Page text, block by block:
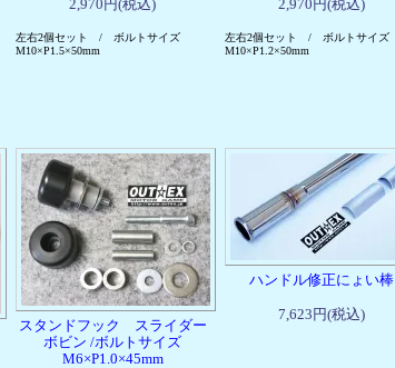
2,970円(税込)
左右2個セット / ボルトサイズ
M10×P1.5×50mm
2,970円(税込)
左右2個セット / ボルトサイズ
M10×P1.2×50mm
スタンドフック スライダー
ボビン /ボルトサイズ
M6×P1.0×45mm
ハンドル修正にょい棒
7,623円(税込)